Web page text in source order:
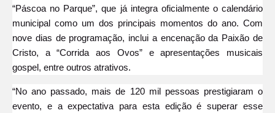
“Páscoa no Parque”, que já integra oficialmente o calendário
municipal como um dos principais momentos do ano. Com
nove dias de programação, inclui a encenação da Paixão de
Cristo, a “Corrida aos Ovos” e apresentações musicais
gospel, entre outros atrativos.
“No ano passado, mais de 120 mil pessoas prestigiaram o
evento, e a expectativa para esta edição é superar esse